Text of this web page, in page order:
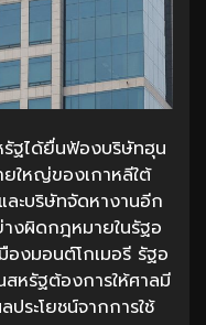
รัฐได้ยื่นฟ้องบริษัทฮุน
ใหญ่ของเกาหลีใต้
ะบริษัทจัดหางานอีก
งผิดกฎหมายในรัฐอ
องมอนต์โกเมอรี รัฐอ
สหรัฐต้องการให้ศาลมี
ระโยชน์จากการใช้